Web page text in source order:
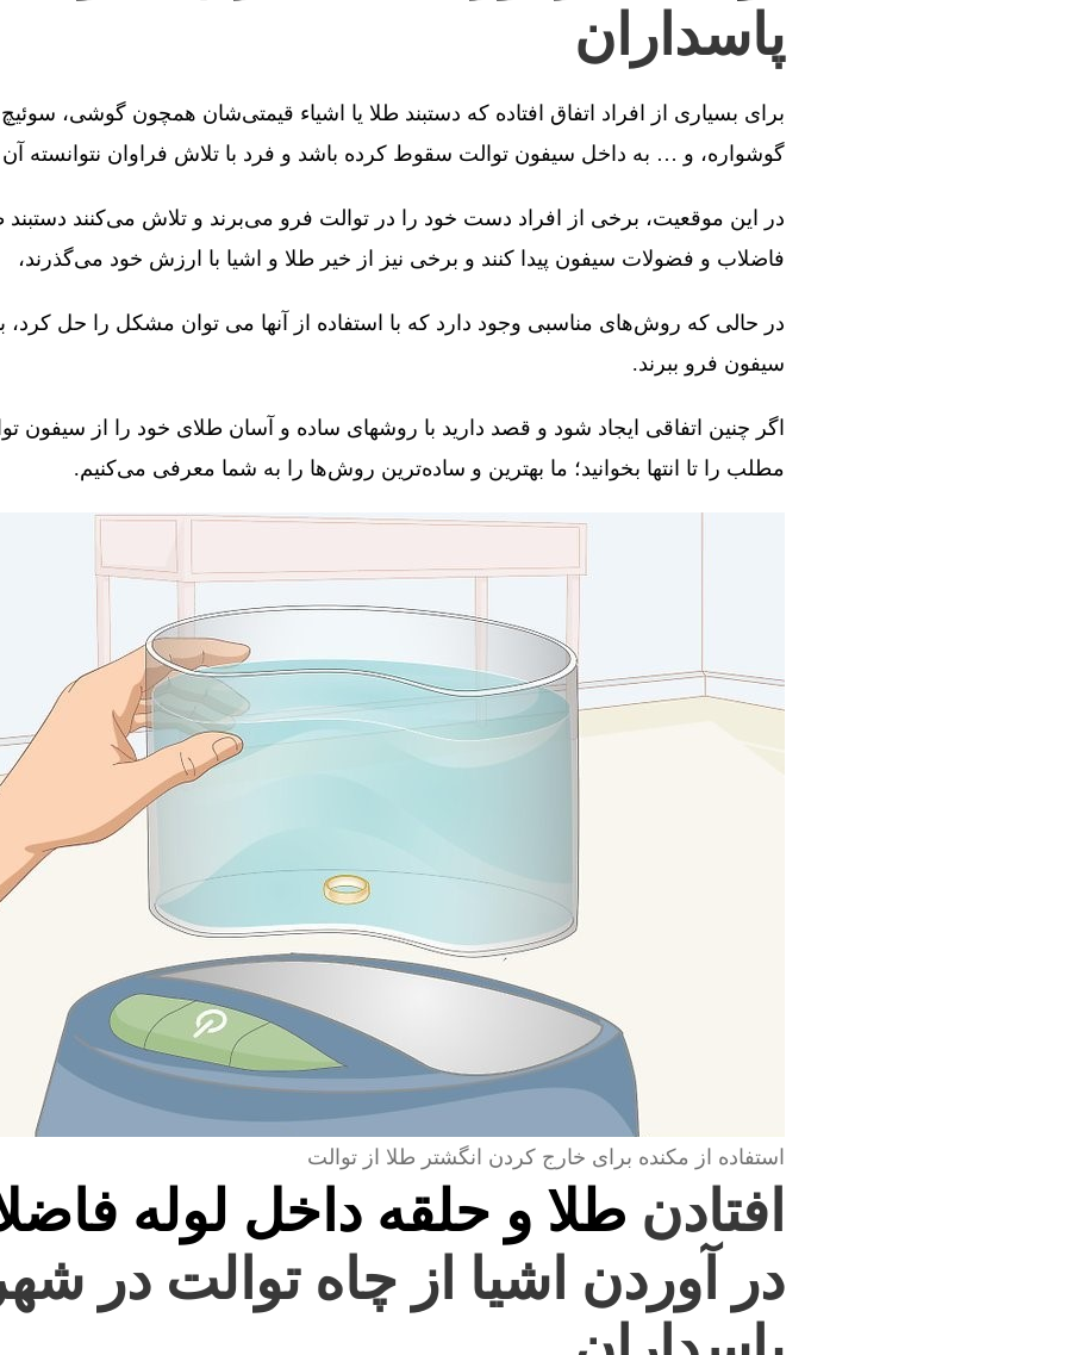
پاسداران
برای بسیاری از افراد اتفاق افتاده که دستبند طلا یا اشیاء قیمتی‌شان همچون گوشی،
گوشواره، و … به داخل سیفون توالت سقوط کرده باشد و فرد با تلاش فراوان نتوانسته آن
در این موقعیت، برخی از افراد دست خود را در توالت فرو می‌برند و تلاش می‌کنند دستبند
فاضلاب و فضولات سیفون پیدا کنند و برخی نیز از خیر طلا و اشیا با ارزش خود می‌گذرند،
در حالی که روش‌های مناسبی وجود دارد که با استفاده از آنها می توان مشکل را حل
سیفون فرو ببرند.
اگر چنین اتفاقی ایجاد شود و قصد دارید با روشهای ساده و آسان طلای خود را از سیفون
مطلب را تا انتها بخوانید؛ ما بهترین و ساده‌ترین روش‌ها را به شما معرفی می‌کنیم.
استفاده از مکنده برای خارج کردن انگشتر طلا از توالت
افتادن طلا و حلقه داخل لوله
در آوردن اشیا از چاه توالت در